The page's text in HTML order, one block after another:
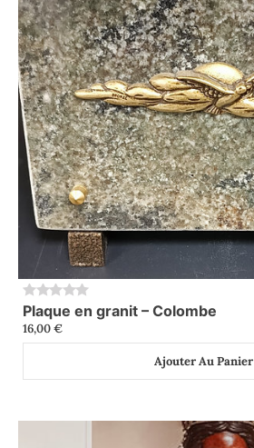
0
Plaque en granit – Colombe
16,00€
Ajouter Au Panier